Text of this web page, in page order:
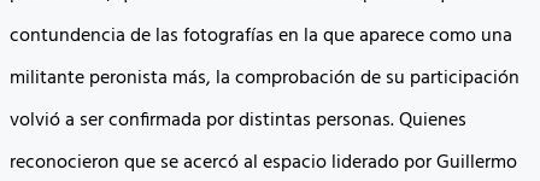
contundencia de las fotografías en la que aparece como una
militante peronista más, la comprobación de su participación
volvió a ser confirmada por distintas personas. Quienes
reconocieron que se acercó al espacio liderado por Guillermo